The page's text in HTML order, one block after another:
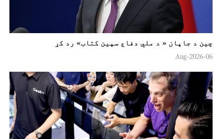
چين د جاپان « د ملي دفاع سپين کتاب» رد کړ
06-Aug-2026